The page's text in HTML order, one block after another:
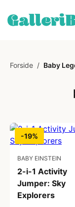
Forside / Baby
-19%
BABY EINSTEIN
2-i-1 Activity
Jumper: Sky
Explorers